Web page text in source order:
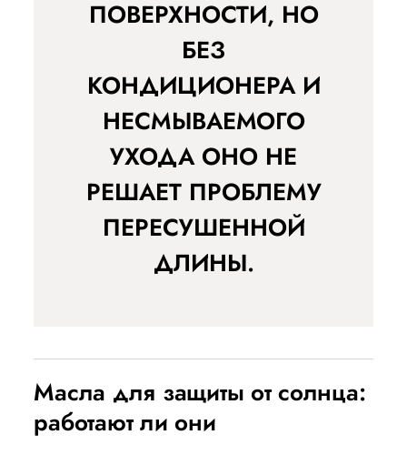
ПОВЕРХНОСТИ, НО
БЕЗ
КОНДИЦИОНЕРА И
НЕСМЫВАЕМОГО
УХОДА ОНО НЕ
РЕШАЕТ ПРОБЛЕМУ
ПЕРЕСУШЕННОЙ
ДЛИНЫ.
Масла для защиты от солнца:
работают ли они